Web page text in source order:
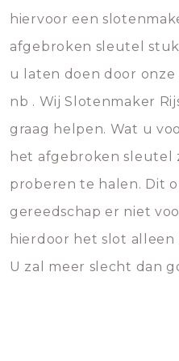
hiervoor een
afgebroken sleutel
u laten doen door
nb . Wij Slotenmaker
graag helpen. Wat u
het afgebroken sleutel
proberen te halen. Dit
gereedschap er niet
hierdoor het slot alleen
U zal meer slecht dan